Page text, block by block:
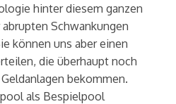
hinter diesem ganzen
Schwankungen
können uns aber einen
die überhaupt noch
bekommen.
als Bespielpool